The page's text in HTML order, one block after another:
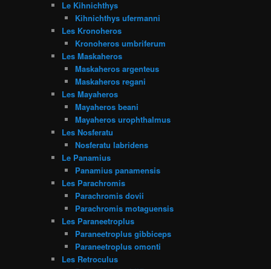
Le Kihnichthys
Kihnichthys ufermanni
Les Kronoheros
Kronoheros umbriferum
Les Maskaheros
Maskaheros argenteus
Maskaheros regani
Les Mayaheros
Mayaheros beani
Mayaheros urophthalmus
Les Nosferatu
Nosferatu labridens
Le Panamius
Panamius panamensis
Les Parachromis
Parachromis dovii
Parachromis motaguensis
Les Paraneetroplus
Paraneetroplus gibbiceps
Paraneetroplus omonti
Les Retroculus